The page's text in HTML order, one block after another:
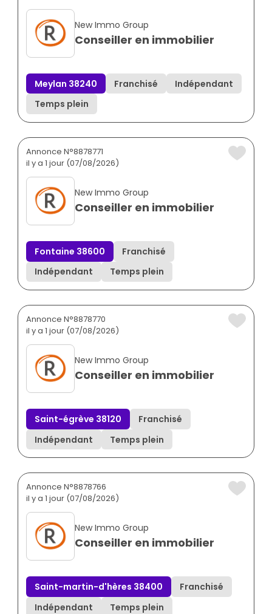
New Immo Group
Conseiller en immobilier
Meylan 38240 Franchisé
Indépendant
Temps plein
Annonce N°8878771
il y a 1 jour (07/08/2026)
New Immo Group
Conseiller en immobilier
Fontaine 38600
Franchisé
Indépendant
Temps plein
Annonce N°8878770
il y a 1 jour (07/08/2026)
New Immo Group
Conseiller en immobilier
Saint-égrève 38120
Franchisé
Indépendant
Temps plein
Annonce N°8878766
il y a 1 jour (07/08/2026)
New Immo Group
Conseiller en immobilier
Saint-martin-d'hères 38400
Franchisé
Indépendant
Temps plein